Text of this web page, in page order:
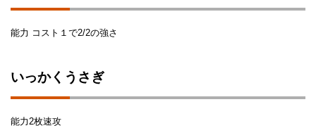
能力 コスト１で2/2の強さ
いっかくうさぎ
能力2枚速攻